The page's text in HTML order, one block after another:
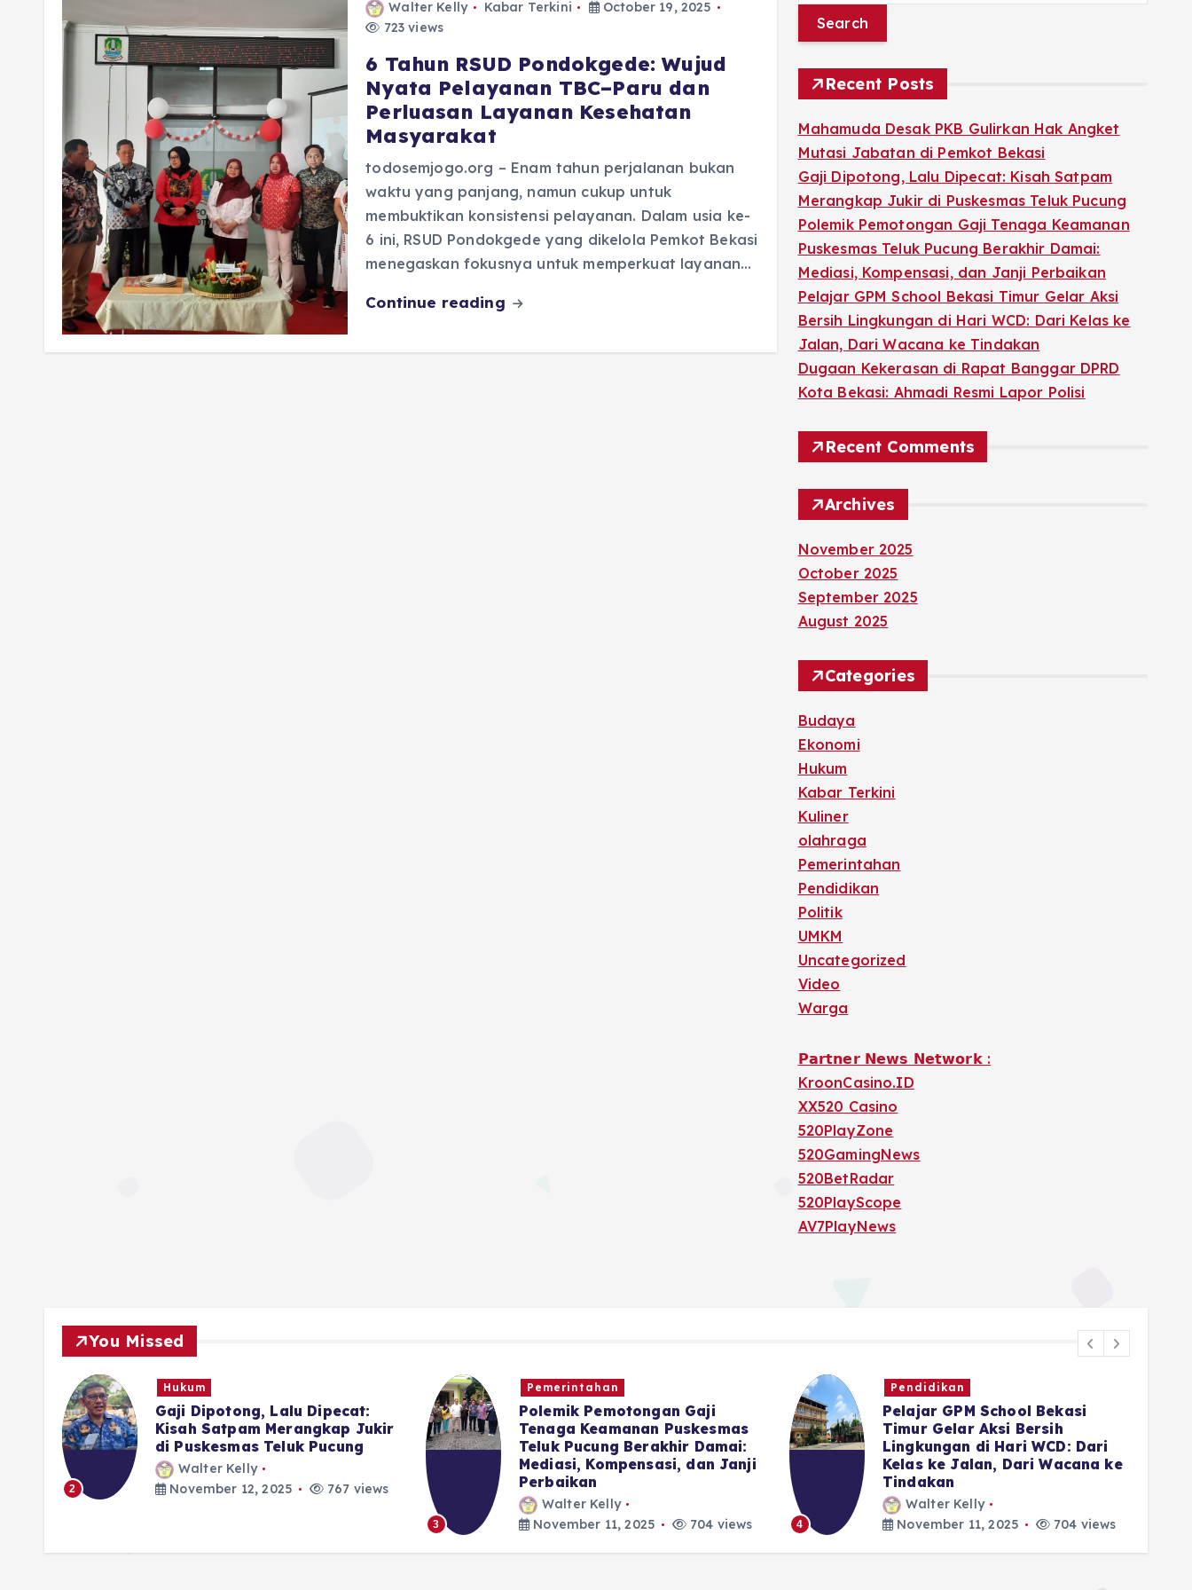
Walter Kelly Kabar Terkini
October 19, 2025
723 views
6 Tahun RSUD Pondokgede: Wujud
Nyata Pelayanan TBC–Paru dan
Perluasan Layanan Kesehatan
Masyarakat
todosemjogo.org – Enam tahun perjalanan bukan
waktu yang panjang, namun cukup untuk
membuktikan konsistensi pelayanan. Dalam usia ke-
6 ini, RSUD Pondokgede yang dikelola Pemkot Bekasi
menegaskan fokusnya untuk memperkuat layanan…
Continue reading
r
c
o
r
:
Recent Posts
Mahamuda Desak PKB Gulirkan Hak Angket
Mutasi Jabatan di Pemkot Bekasi
Gaji Dipotong, Lalu Dipecat: Kisah Satpam
Merangkap Jukir di Puskesmas Teluk Pucung
Polemik Pemotongan Gaji Tenaga Keamanan
Puskesmas Teluk Pucung Berakhir Damai:
Mediasi, Kompensasi, dan Janji Perbaikan
Pelajar GPM School Bekasi Timur Gelar Aksi
Bersih Lingkungan di Hari WCD: Dari Kelas ke
Jalan, Dari Wacana ke Tindakan
Dugaan Kekerasan di Rapat Banggar DPRD
Kota Bekasi: Ahmadi Resmi Lapor Polisi
Recent Comments
Archives
November 2025
October 2025
September 2025
August 2025
Categories
Budaya
Ekonomi
Hukum
Kabar Terkini
Kuliner
olahraga
Pemerintahan
Pendidikan
Politik
UMKM
Uncategorized
Video
Warga
𝗣𝗮𝗿𝘁𝗻𝗲𝗿 𝗡𝗲𝘄𝘀 𝗡𝗲𝘁𝘄𝗼𝗿𝗸 :
KroonCasino.ID
XX520 Casino
520PlayZone
520GamingNews
520BetRadar
520PlayScope
AV7PlayNews
You Missed
2
Hukum
Gaji Dipotong, Lalu Dipecat:
Kisah Satpam Merangkap Jukir
di Puskesmas Teluk Pucung
Walter Kelly
November 12, 2025
767 views
3
Pemerintahan
Polemik Pemotongan Gaji
Tenaga Keamanan Puskesmas
Teluk Pucung Berakhir Damai:
Mediasi, Kompensasi, dan Janji
Perbaikan
Walter Kelly
November 11, 2025
704 views 4
Pendidikan
Pelajar GPM School Bekasi
Timur Gelar Aksi Bersih
Lingkungan di Hari WCD: Dari
Kelas ke Jalan, Dari Wacana ke
Tindakan
Walter Kelly
November 11, 2025
704 views